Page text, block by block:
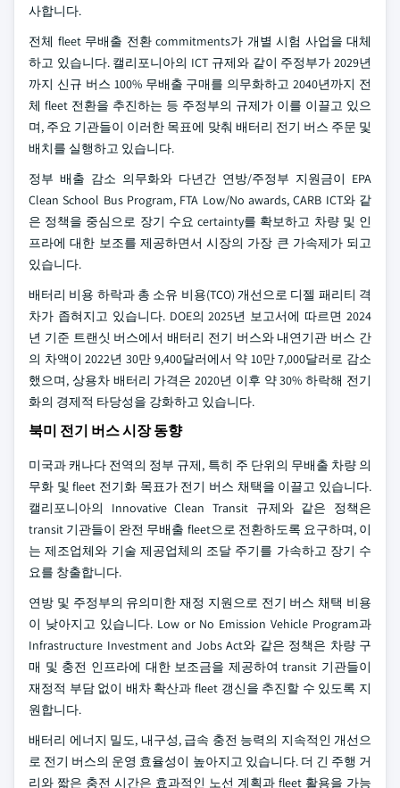
사합니다.
전체 fleet 무배출 전환 commitments가 개별 시험 사업을 대체
하고 있습니다. 캘리포니아의 ICT 규제와 같이 주정부가 2029년
까지 신규 버스 100% 무배출 구매를 의무화하고 2040년까지 전
체 fleet 전환을 추진하는 등 주정부의 규제가 이를 이끌고 있으
며, 주요 기관들이 이러한 목표에 맞춰 배터리 전기 버스 주문 및
배치를 실행하고 있습니다.
정부 배출 감소 의무화와 다년간 연방/주정부 지원금이 EPA
Clean School Bus Program, FTA Low/No awards, CARB ICT와 같
은 정책을 중심으로 장기 수요 certainty를 확보하고 차량 및 인
프라에 대한 보조를 제공하면서 시장의 가장 큰 가속제가 되고
있습니다.
배터리 비용 하락과 총 소유 비용(TCO) 개선으로 디젤 패리티 격
차가 좁혀지고 있습니다. DOE의 2025년 보고서에 따르면 2024
년 기준 트랜싯 버스에서 배터리 전기 버스와 내연기관 버스 간
의 차액이 2022년 30만 9,400달러에서 약 10만 7,000달러로 감소
했으며, 상용차 배터리 가격은 2020년 이후 약 30% 하락해 전기
화의 경제적 타당성을 강화하고 있습니다.
북미 전기 버스 시장 동향
미국과 캐나다 전역의 정부 규제, 특히 주 단위의 무배출 차량 의
무화 및 fleet 전기화 목표가 전기 버스 채택을 이끌고 있습니다.
캘리포니아의 Innovative Clean Transit 규제와 같은 정책은
transit 기관들이 완전 무배출 fleet으로 전환하도록 요구하며, 이
는 제조업체와 기술 제공업체의 조달 주기를 가속하고 장기 수
요를 창출합니다.
연방 및 주정부의 유의미한 재정 지원으로 전기 버스 채택 비용
이 낮아지고 있습니다. Low or No Emission Vehicle Program과
Infrastructure Investment and Jobs Act와 같은 정책은 차량 구
매 및 충전 인프라에 대한 보조금을 제공하여 transit 기관들이
재정적 부담 없이 배차 확산과 fleet 갱신을 추진할 수 있도록 지
원합니다.
배터리 에너지 밀도, 내구성, 급속 충전 능력의 지속적인 개선으
로 전기 버스의 운영 효율성이 높아지고 있습니다. 더 긴 주행 거
리와 짧은 충전 시간은 효과적인 노선 계획과 fleet 활용을 가능